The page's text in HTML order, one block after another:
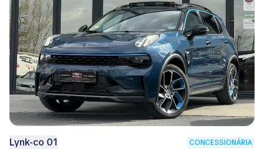
Lynk-co 01 CONCESSIONÁRIA